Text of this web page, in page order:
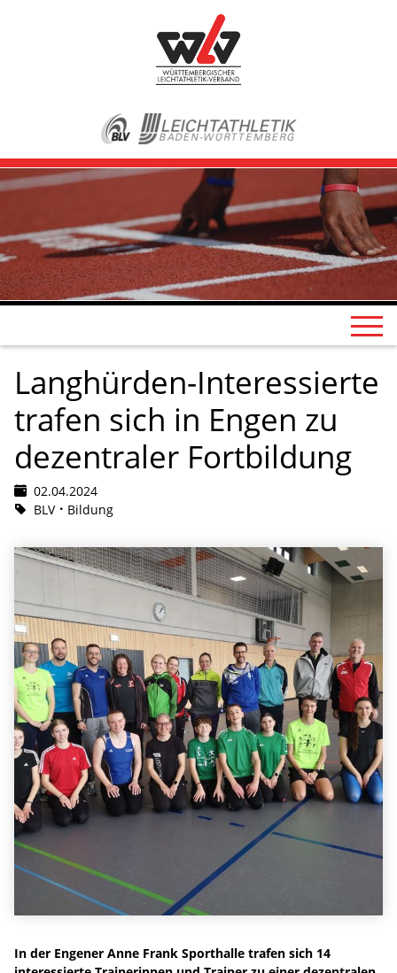
Langhürden-Interessierte
trafen sich in Engen zu
dezentraler Fortbildung
02.04.2024
BLV
Bildung
In der Engener Anne Frank Sporthalle trafen sich 14